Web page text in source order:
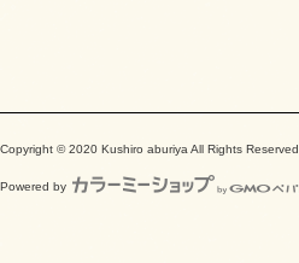
Copyright © 2020 Kushiro aburiya All Rights Reserved.
Powered by